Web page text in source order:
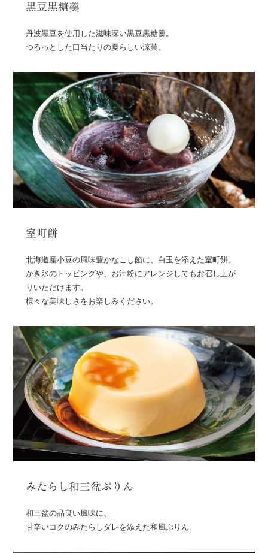
黒豆黒糖羹
丹波黒豆を使用した滋味深い黒豆黒糖羹。
つるっとした口当たりの夏らしい涼菓。
室町餅
北海道産小豆の風味豊かなこし餡に、白玉を添えた室町餅。
かき氷のトッピングや、お汁粉にアレンジしてもお召し上が
りいただけます。
様々な美味しさをお楽しみください。
みたらし和三盆ぷりん
和三盆の品良い風味に、
甘辛いコクのみたらしダレを添えた和風ぷりん。